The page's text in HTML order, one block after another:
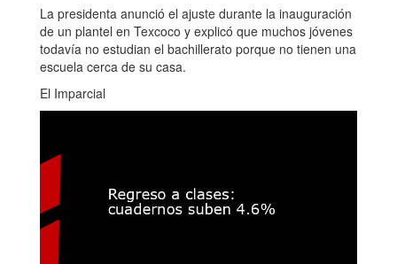
La presidenta anunció el ajuste durante la inauguración
de un plantel en Texcoco y explicó que muchos jóvenes
todavía no estudian el bachillerato porque no tienen una
escuela cerca de su casa.
El Imparcial